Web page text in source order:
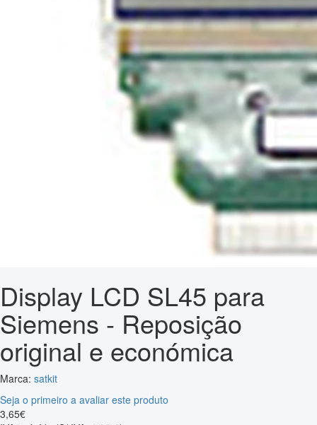
Display LCD SL45 para
Siemens - Reposição
original e económica
Marca: satkit
Seja o primeiro a avaliar este produto
3,65€